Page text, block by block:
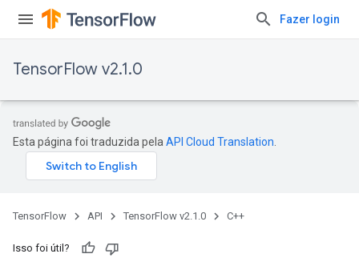
Fazer login
TensorFlow v2.1.0
Esta página foi traduzida pela API Cloud Translation
TensorFlow API TensorFlow v2.1.0 C++
Isso foi útil?